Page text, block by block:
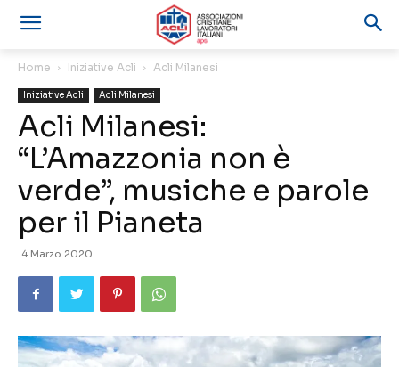
Home Iniziative Acli Acli Milanesi
Iniziative Acli Acli Milanesi
Acli Milanesi:
“L’Amazzonia non è
verde”, musiche e parole
per il Pianeta
4 Marzo 2020